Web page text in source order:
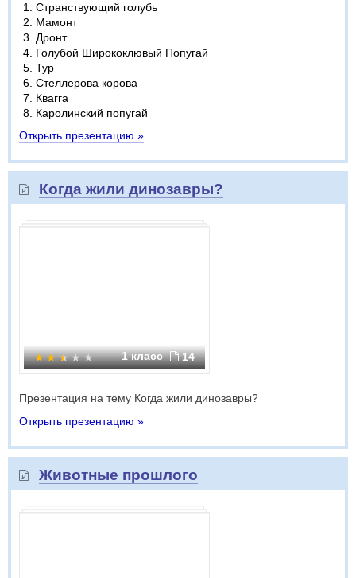
Странствующий голубь
Мамонт
Дронт
Голубой Ширококлювый Попугай
Тур
Стеллерова корова
Квагга
Каролинский попугай
Открыть презентацию »
Когда жили динозавры?
1 класс 14
Презентация на тему Когда жили динозавры?
Открыть презентацию »
Животные прошлого